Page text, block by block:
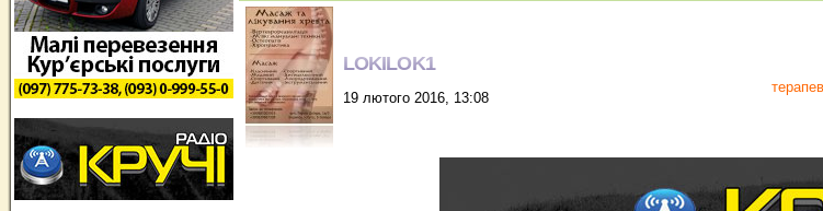
LOKILOK1
19 лютого 2016, 13:08